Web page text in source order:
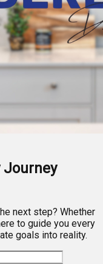
Journey
next step? Whether
to guide you every
goals into reality.